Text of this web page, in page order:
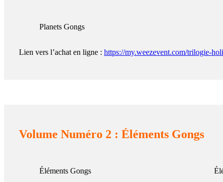
Planets Gongs
Lien vers l’achat en ligne : https://my.weezevent.com/trilogie-
Volume Numéro 2 : Éléments Gongs
Éléments Gongs